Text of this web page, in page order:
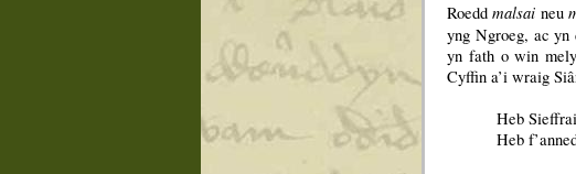
Roeddmalsai neu
yng Ngroeg, ac yn
yn fath o win
Cyffin a’i wraig
Heb
Heb